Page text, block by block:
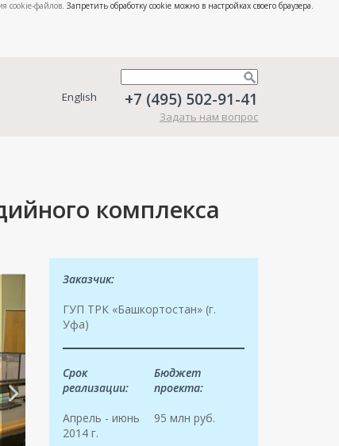
cookie-файлов. Запретить обработку cookie можно в настройках своего браузера.
English +7 (495) 502-91-41
Задать нам вопрос
комплекса
Заказчик:
ГУП ТРК «Башкортостан» (г.
Уфа)
Срок
реализации:
Апрель - июнь
2014 г.
Бюджет
проекта:
95 млн руб.